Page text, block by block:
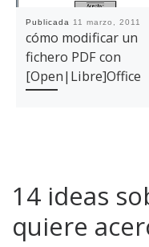
Publicada 11 marzo, 2011
cómo modificar un
fichero PDF con
[Open|Libre]Office
14 ideas
quiere